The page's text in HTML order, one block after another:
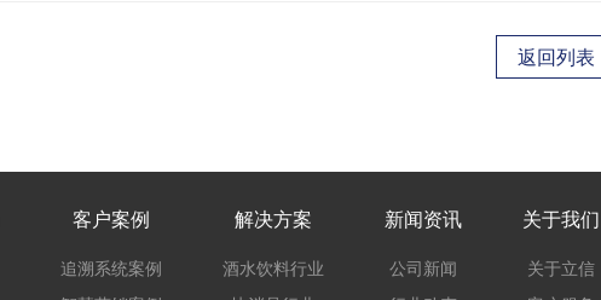
返回列表
客户案例
追溯系统案例
解决方案
酒水饮料行业
新闻资讯
公司新闻
关于我们
关于立信